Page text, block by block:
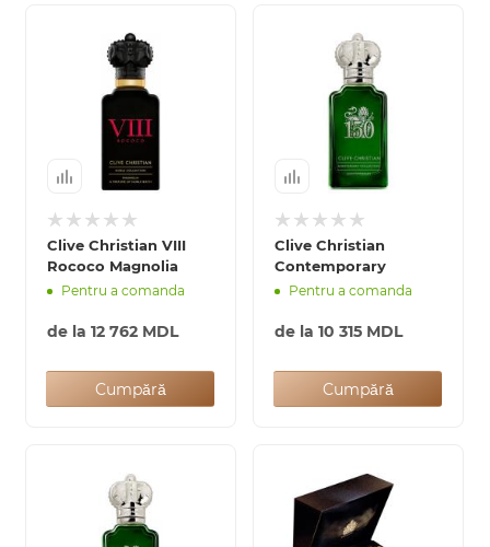
Clive Christian VIII
Rococo Magnolia
Pentru a comanda
de la 12 762 MDL
Cumpără
Clive Christian
Contemporary
Pentru a comanda
de la 10 315 MDL
Cumpără